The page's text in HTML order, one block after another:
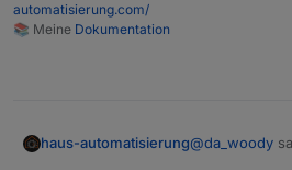
automatisierung.com/
📚 Meine Dokumentation
haus-automatisierung@da_woody